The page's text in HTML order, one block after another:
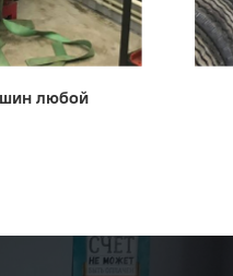
шин любой